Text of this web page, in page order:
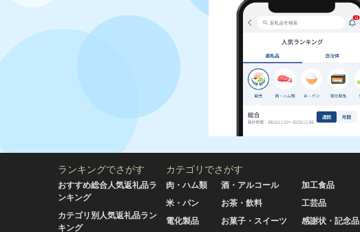
ランキングでさがす
おすすめ総合人気返礼品ラ
ンキング
カテゴリ別人気返礼品ラン
キング
カテゴリでさがす
肉・ハム類
米・パン
電化製品
酒・アルコール
お茶・飲料
お菓子・スイーツ
加工食品
工芸品
感謝状・記念品